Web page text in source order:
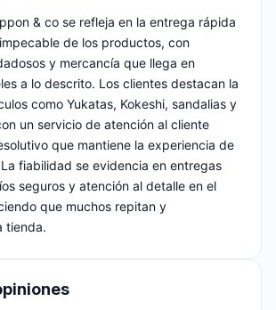
& co se refleja en la entrega rápida
de los productos, con
y mercancía que llega en
a lo descrito. Los clientes destacan la
como Yukatas, Kokeshi, sandalias y
un servicio de atención al cliente
que mantiene la experiencia de
fiabilidad se evidencia en entregas
seguros y atención al detalle en el
que muchos repitan y
tienda.